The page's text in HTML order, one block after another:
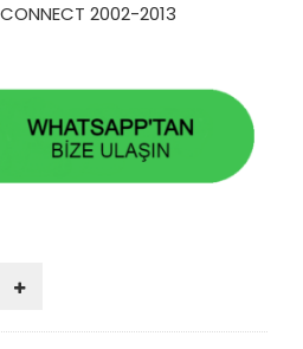
2002-2013